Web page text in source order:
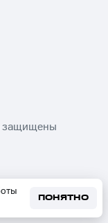
ПОНЯТНО
защищены